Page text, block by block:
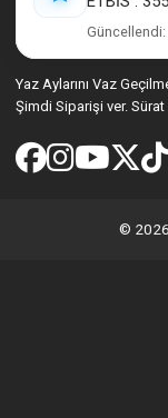
Yaz Aylarını Vaz
Şimdi Siparişi ver.
© 2026